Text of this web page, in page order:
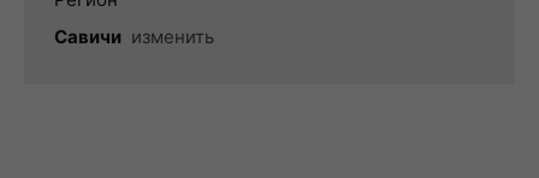
Савичи изменить